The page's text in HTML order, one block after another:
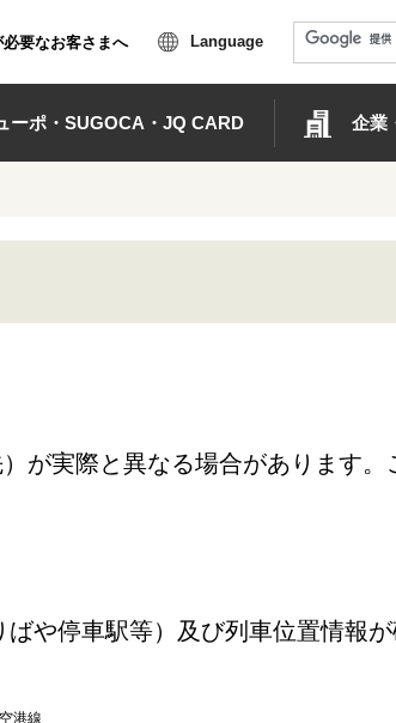
必要なお客さまへ Language
ーポ・SUGOCA・JQ CARD 企業
が実際と異なる場合があります。
や停車駅等）及び列車位置情報
港線